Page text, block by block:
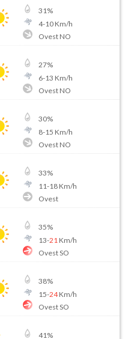
31%
4-10Km/h
Ovest NO
27%
6-13 Km/h
Ovest NO
30%
8-15 Km/h
Ovest NO
33%
11-18Km/h
Ovest
35%
13-21 Km/h
Ovest SO
38%
15-24Km/h
Ovest SO
41%